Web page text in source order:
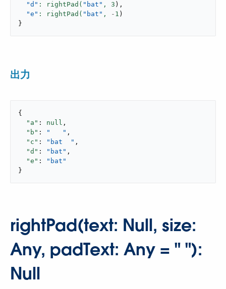
"d" : rightPad( "bat" , 3 ) ,
"e" : rightPad( "bat" , - 1 )
}
出力
{
"a" : null ,
"b" : "   " ,
"c" : "bat  " ,
"d" : "bat" ,
"e" :
"bat"
}
rightPad(text: Null, size:
Any, padText: Any = " "):
Null